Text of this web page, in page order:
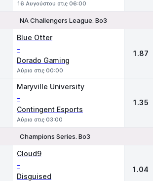
16 Αυγούστου στις 06:00
NA Challengers League. Bo3
Blue Otter
-
Dorado Gaming
Αύριο στις 00:00
1.87
Maryville University
-
Contingent Esports
Αύριο στις 03:00
1.35
Champions Series. Bo3
Cloud9
-
Disguised
1.04